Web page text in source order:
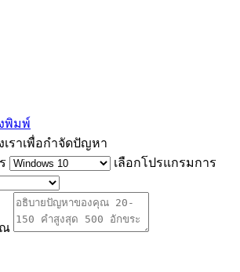
พิมพ์
เราเพื่อกำจัดปัญหา
เลือกโปรแกรมการ